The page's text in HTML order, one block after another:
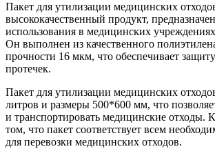
Пакет для утилизации медицинских
высококачественный продукт,
использования в медицинских
Он выполнен из качественного
прочности 16 мкм, что обеспечивает
протечек.
Пакет для утилизации медицинских
литров и размеры 500*600 мм, что
и транспортировать медицинские отходы.
том, что пакет соответствует всем
для перевозки медицинских отходов.